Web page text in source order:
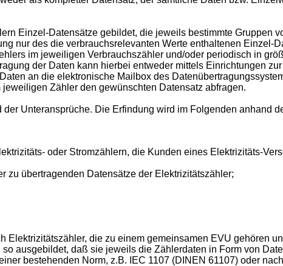
Einzel-Datensätze gebildet, die jeweils bestimmte Gruppen
nur des die verbrauchsrelevanten Werte enthaltenen Einzel-
im jeweiligen Verbrauchszähler und/oder periodisch in
der Daten kann hierbei entweder mittels Einrichtungen
an die elektronische Mailbox des
Zähler den gewünschten Datensatz abfragen.
Unteransprüche. Die Erfindung wird im Folgenden anhand
oder Stromzählern, die Kunden eines Elektrizitäts-
zu übertragenden Datensätze der Elektrizitätszähler;
Elektrizitätszähler, die zu einem gemeinsamen EVU gehören
ausgebildet, daß sie jeweils die Zählerdaten in Form von
bestehenden Norm, z.B. IEC 1107 (DINEN 61107) oder